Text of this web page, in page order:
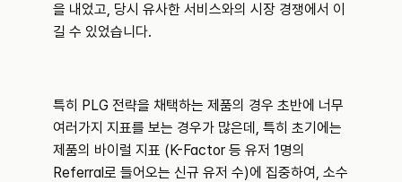
을 내었고, 당시 유사한 서비스와의 시장 경쟁에서 이
길 수 있었습니다.
특히 PLG 전략을 채택하는 제품의 경우 초반에 너무
여러가지 지표를 보는 경우가 많은데, 특히 초기에는
제품의 바이럴 지표 (K-Factor 등 유저 1명의
Referral로 들어오는 신규 유저 수)에 집중하여, 소수